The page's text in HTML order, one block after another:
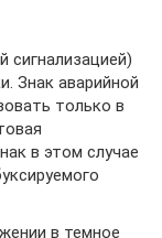
сигнализацией)
Знак аварийной
только в
в этом случае
в темное